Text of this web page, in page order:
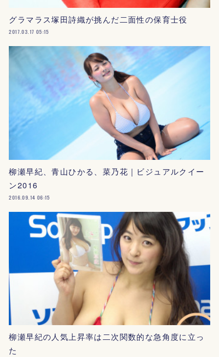
グラマラス塚田詩織が挑んだ二面性の保育士役
2017.03.17 05:15
柳瀬早紀、青山ひかる、菜乃花｜ビジュアルクイー
ン2016
2016.09.14 06:15
柳瀬早紀の人気上昇率は二次関数的な急角度に立っ
た